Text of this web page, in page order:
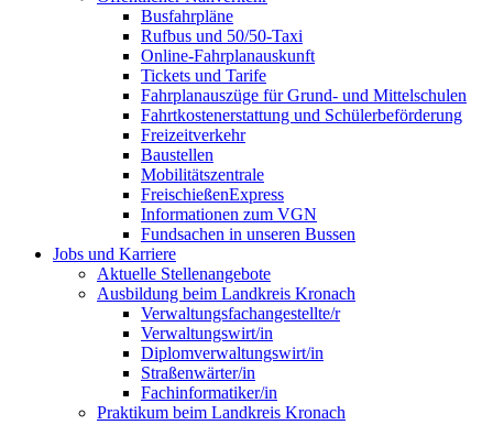
Busfahrpläne
Rufbus und 50/50-Taxi
Online-Fahrplanauskunft
Tickets und Tarife
Fahrplanauszüge für Grund- und Mittelschulen
Fahrtkostenerstattung und Schülerbeförderung
Freizeitverkehr
Baustellen
Mobilitätszentrale
FreischießenExpress
Informationen zum VGN
Fundsachen in unseren Bussen
Jobs und Karriere
Aktuelle Stellenangebote
Ausbildung beim Landkreis Kronach
Verwaltungsfachangestellte/r
Verwaltungswirt/in
Diplomverwaltungswirt/in
Straßenwärter/in
Fachinformatiker/in
Praktikum beim Landkreis Kronach